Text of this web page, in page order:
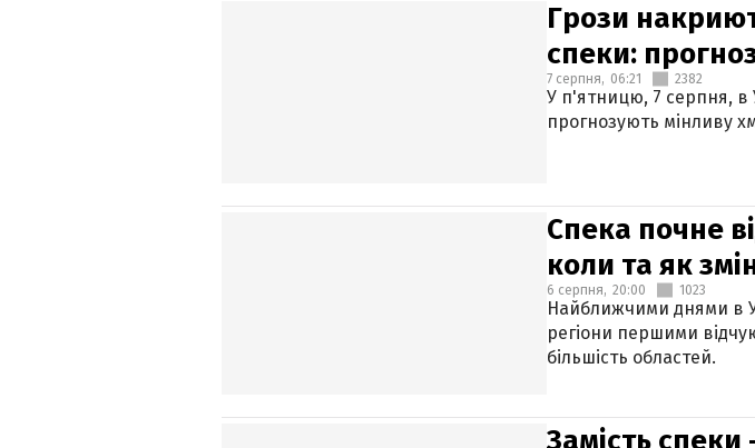
Грози
спеки:
7 серпня, 06:21 2382
У п'ятницю, 7 серпня, в
прогнозують мінливу
Спека почне
коли та як
6 серпня, 20:00 1023
Найближчими днями в
регіони першими
більшість областей.
Замість спеки